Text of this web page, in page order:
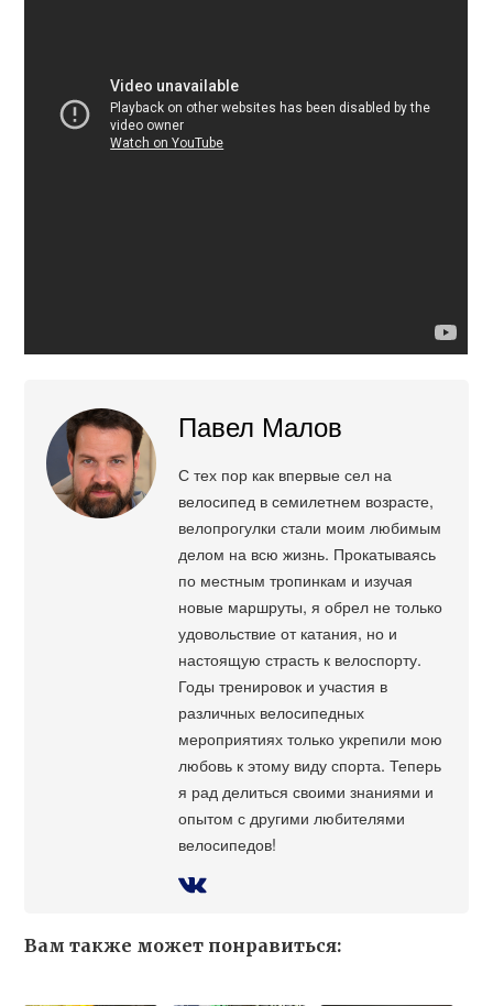
Павел Малов
С тех пор как впервые сел на
велосипед в семилетнем возрасте,
велопрогулки стали моим любимым
делом на всю жизнь. Прокатываясь
по местным тропинкам и изучая
новые маршруты, я обрел не только
удовольствие от катания, но и
настоящую страсть к велоспорту.
Годы тренировок и участия в
различных велосипедных
мероприятиях только укрепили мою
любовь к этому виду спорта. Теперь
я рад делиться своими знаниями и
опытом с другими любителями
велосипедов!
Вам также может понравиться: